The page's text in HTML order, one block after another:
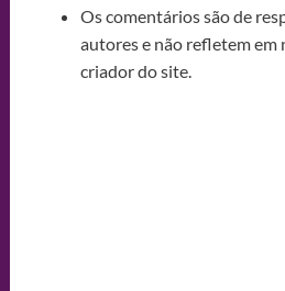
Os comentários são de
autores e não refletem em
criador do site.